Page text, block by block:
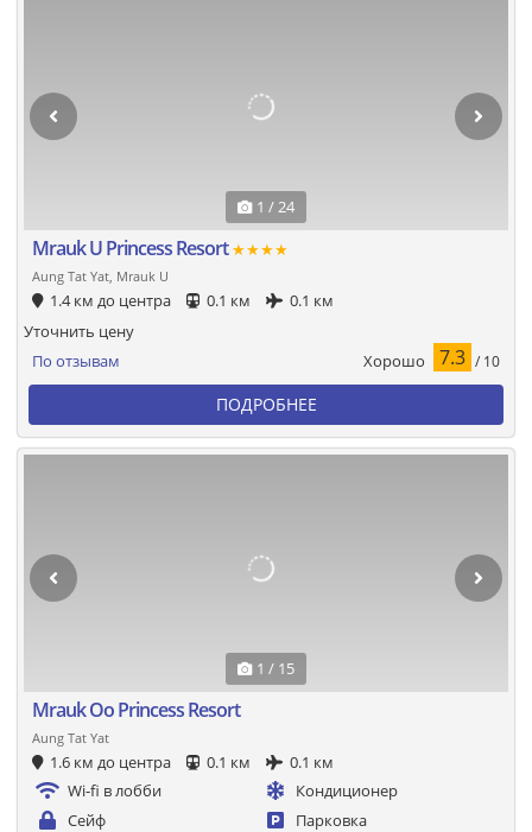
1 / 24
Mrauk U Princess Resort★★★★
Aung Tat Yat, Mrauk U
1.4 км до центра 0.1 км 0.1 км
По отзывам Хорошо 7.3 / 10
Уточнить цену
ПОДРОБНЕЕ
1 / 15
Mrauk Oo Princess Resort
Aung Tat Yat
1.6 км до центра 0.1 км
0.1 км
Wi-fi в лобби
Кондиционер
Сейф
Парковка